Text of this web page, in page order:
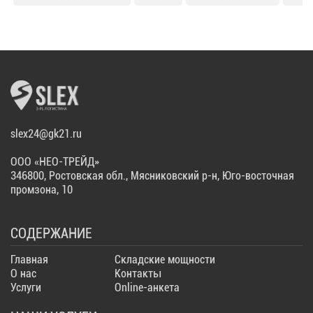
slex24@gk21.ru
ООО «НЕО-ТРЕЙД»
346800, Ростовская обл., Мясниковский р-н, Юго-восточная
промзона, 10
СОДЕРЖАНИЕ
Главная
О нас
Услуги
Складские мощности
Контакты
Online-анкета